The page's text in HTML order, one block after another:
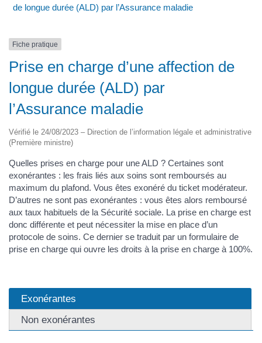
de longue durée (ALD) par l’Assurance maladie
Fiche pratique
Prise en charge d’une affection de
longue durée (ALD) par
l’Assurance maladie
Vérifié le 24/08/2023 – Direction de l’information légale et administrative
(Première ministre)
Quelles prises en charge pour une ALD ? Certaines sont
exonérantes : les frais liés aux soins sont remboursés au
maximum du plafond. Vous êtes exonéré du ticket modérateur.
D’autres ne sont pas exonérantes : vous êtes alors remboursé
aux taux habituels de la Sécurité sociale. La prise en charge est
donc différente et peut nécessiter la mise en place d’un
protocole de soins. Ce dernier se traduit par un formulaire de
prise en charge qui ouvre les droits à la prise en charge à 100%.
Exonérantes
Non exonérantes